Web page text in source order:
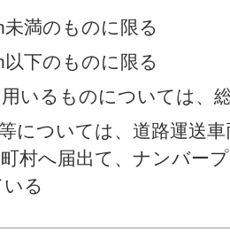
満のものに限る
下のものに限る
いるものについては、
については、道路運送
村へ届出て、ナンバー
る